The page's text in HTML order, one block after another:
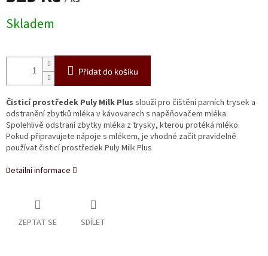
cena:
Skladem
Přidat do košíku
Čisticí prostředek Puly Milk Plus slouží pro čištění parních trysek a
odstranění zbytků mléka v kávovarech s napěňovačem mléka.
Spolehlivě odstraní zbytky mléka z trysky, kterou protéká mléko.
Pokud připravujete nápoje s mlékem, je vhodné začít pravidelně
používat čisticí prostředek Puly Milk Plus
Detailní informace
ZEPTAT SE SDÍLET